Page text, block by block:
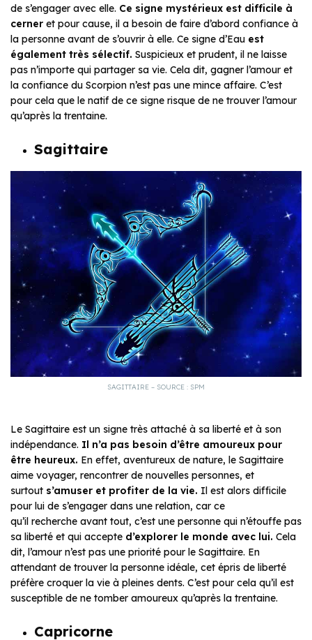
de s’engager avec elle. Ce signe mystérieux est difficile à
cerner et pour cause, il a besoin de faire d’abord confiance à
la personne avant de s’ouvrir à elle. Ce signe d’Eau est
également très sélectif. Suspicieux et prudent, il ne laisse
pas n’importe qui partager sa vie. Cela dit, gagner l’amour et
la confiance du Scorpion n’est pas une mince affaire. C’est
pour cela que le natif de ce signe risque de ne trouver l’amour
qu’après la trentaine.
Sagittaire
SAGITTAIRE – SOURCE : SPM
Le Sagittaire est un signe très attaché à sa liberté et à son
indépendance. Il n’a pas besoin d’être amoureux pour
être heureux. En effet, aventureux de nature, le Sagittaire
aime voyager, rencontrer de nouvelles personnes, et
surtout s’amuser et profiter de la vie. Il est alors difficile
pour lui de s’engager dans une relation, car ce
qu’il recherche avant tout, c’est une personne qui n’étouffe pas
sa liberté et qui accepte d’explorer le monde avec lui. Cela
dit, l’amour n’est pas une priorité pour le Sagittaire. En
attendant de trouver la personne idéale, cet épris de liberté
préfère croquer la vie à pleines dents. C’est pour cela qu’il est
susceptible de ne tomber amoureux qu’après la trentaine.
Capricorne